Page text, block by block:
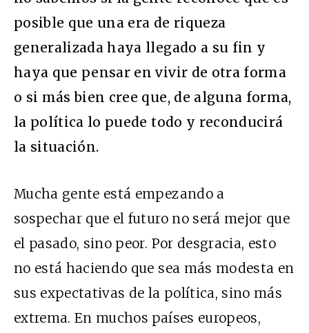
posible que una era de riqueza
generalizada haya llegado a su fin y
haya que pensar en vivir de otra forma
o si más bien cree que, de alguna forma,
la política lo puede todo y reconducirá
la situación.
Mucha gente está empezando a
sospechar que el futuro no será mejor que
el pasado, sino peor. Por desgracia, esto
no está haciendo que sea más modesta en
sus expectativas de la política, sino más
extrema. En muchos países europeos,